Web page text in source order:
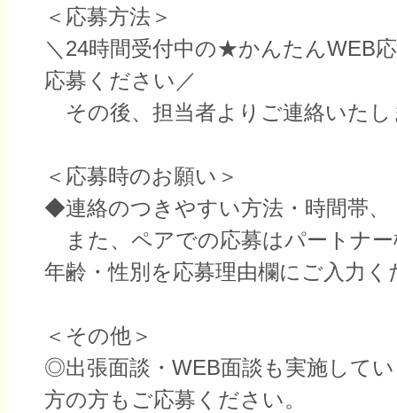
＜応募方法＞
＼24時間受付中の★かんたんWEB
応募ください／
その後、担当者よりご連絡いたし
＜応募時のお願い＞
◆連絡のつきやすい方法・時間帯、
また、ペアでの応募はパートナー
年齢・性別を応募理由欄にご入力く
＜その他＞
◎出張面談・WEB面談も実施して
方の方もご応募ください。